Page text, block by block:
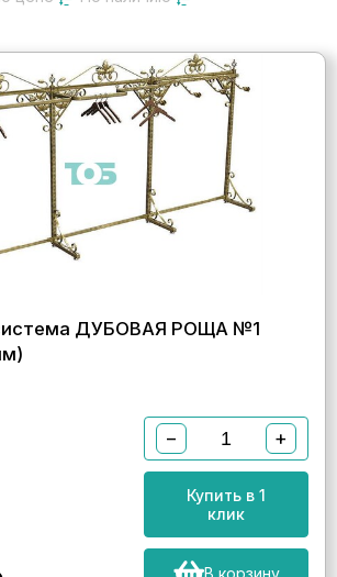
ДУБОВАЯ РОЩА №1
− +
Купить в 1
клик
В корзину